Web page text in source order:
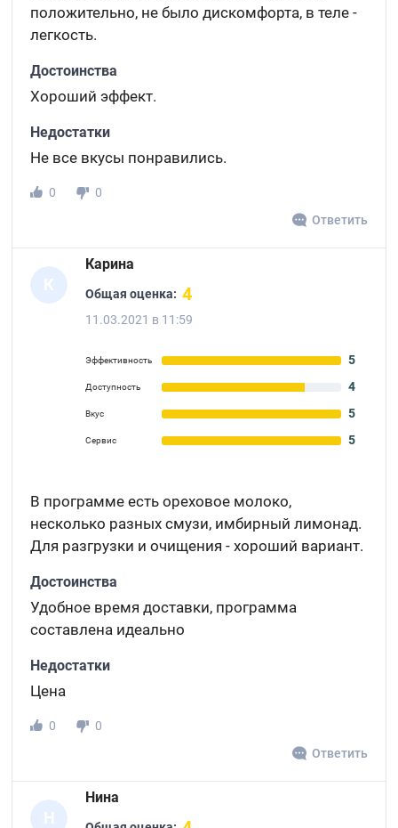
положительно, не было дискомфорта, в теле -
легкость.
Достоинства
Хороший эффект.
Недостатки
Не все вкусы понравились.
0
0
Ответить
К
Карина
Общая оценка: 4
11.03.2021 в 11:59
Эффективность 5
Доступность 4
Вкус 5
Сервис 5
В программе есть ореховое молоко,
несколько разных смузи, имбирный лимонад.
Для разгрузки и очищения - хороший вариант.
Достоинства
Удобное время доставки, программа
составлена идеально
Недостатки
Цена
0
0
Ответить
Н
Нина